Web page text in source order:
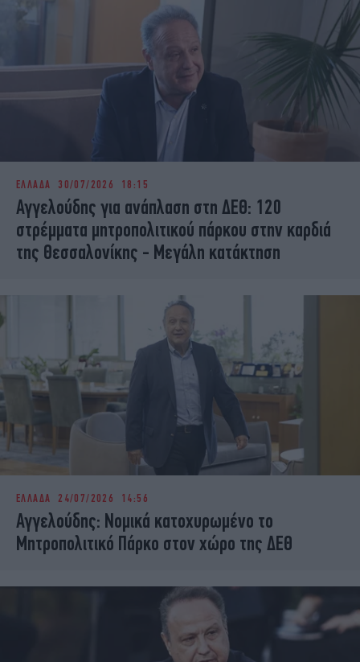
Ο Στέλιος Αγγελούδης προέρχεται από τον χώρο
του ΠΑΣΟΚ, αλλά κατέβηκε ως ανεξάρτητος
υποψήφιος, καθώς στον συνδυασμό του τον
στήριξαν, όπως είπε μετά την επικράτησή του,
εμβληματικά στελέχη της ΝΔ και πολλά στελέχη του
ΠΑΣΟΚ.
ΕΛΛΑΔΑ 30/07/2026 18:15
Αγγελούδης για ανάπλαση στη ΔΕΘ: 120
στρέμματα μητροπολιτικού πάρκου στην καρδιά
της Θεσσαλονίκης - Μεγάλη κατάκτηση
ΕΛΛΑΔΑ 24/07/2026 14:56
Αγγελούδης: Νομικά κατοχυρωμένο το
Μητροπολιτικό Πάρκο στον χώρο της ΔΕΘ